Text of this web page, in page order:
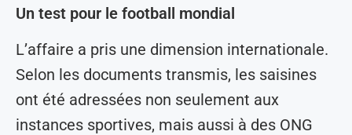
Un test pour le football mondial
L’affaire a pris une dimension internationale.
Selon les documents transmis, les saisines
ont été adressées non seulement aux
instances sportives, mais aussi à des ONG